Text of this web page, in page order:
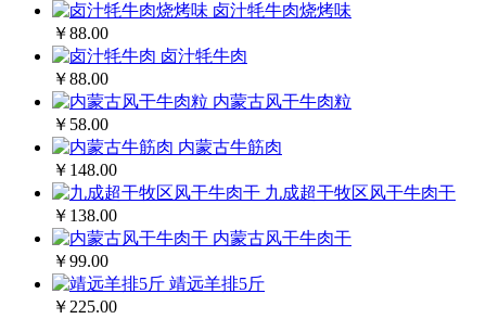
卤汁牦牛肉烧烤味
￥88.00
卤汁牦牛肉
￥88.00
内蒙古风干牛肉粒
￥58.00
内蒙古牛筋肉
￥148.00
九成超干牧区风干牛肉干
￥138.00
内蒙古风干牛肉干
￥99.00
靖远羊排5斤
￥225.00